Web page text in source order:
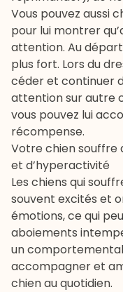
Vous pouvez aussi
pour lui montrer
attention. Au
plus fort. Lors du
céder et continuer
attention sur autre
vous pouvez lui
récompense.
Votre chien souffre
et d’hyperactivité
Les chiens qui
souvent excités et
émotions, ce qui
aboiements
un
accompagner et
chien au quotidien.